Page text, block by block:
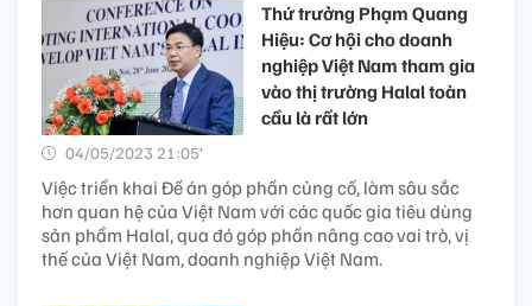
Thứ trưởng Phạm Quang
Hiệu: Cơ hội cho doanh
nghiệp Việt Nam tham gia
vào thị trường Halal toàn
cầu là rất lớn
04/05/2023 21:05’
Việc triển khai Đề án góp phần củng cố, làm sâu sắc
hơn quan hệ của Việt Nam với các quốc gia tiêu dùng
sản phẩm Halal, qua đó góp phần nâng cao vai trò, vị
thế của Việt Nam, doanh nghiệp Việt Nam.